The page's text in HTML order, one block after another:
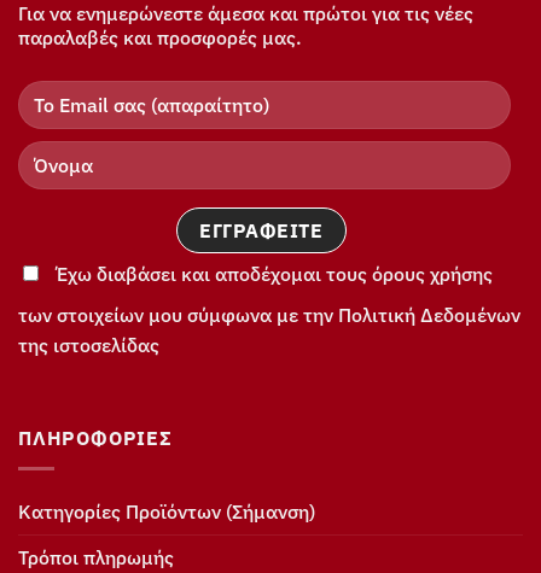
Για να ενημερώνεστε άμεσα και πρώτοι για τις νέες
παραλαβές και προσφορές μας.
Έχω διαβάσει και αποδέχομαι τους όρους χρήσης
των στοιχείων μου σύμφωνα με την Πολιτική Δεδομένων
της ιστοσελίδας
ΠΛΗΡΟΦΟΡΊΕΣ
Κατηγορίες Προϊόντων (Σήμανση)
Τρόποι πληρωμής